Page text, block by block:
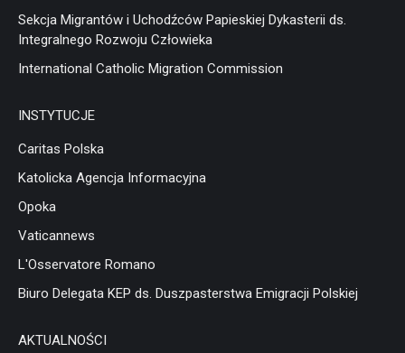
Sekcja Migrantów i Uchodźców Papieskiej Dykasterii ds.
Integralnego Rozwoju Człowieka
International Catholic Migration Commission
INSTYTUCJE
Caritas Polska
Katolicka Agencja Informacyjna
Opoka
Vaticannews
L'Osservatore Romano
Biuro Delegata KEP ds. Duszpasterstwa Emigracji Polskiej
AKTUALNOŚCI